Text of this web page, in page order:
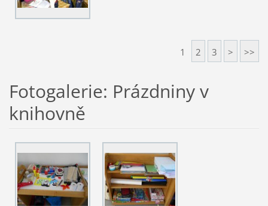
1 2 3 > >>
Fotogalerie: Prázdniny v
knihovně